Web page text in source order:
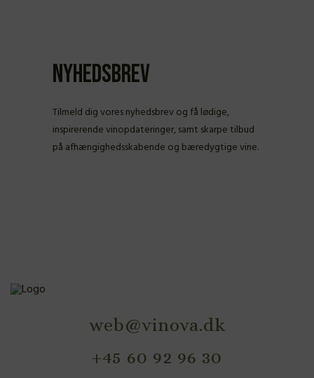
Nyhedsbrev
Tilmeld dig vores nyhedsbrev og få lødige,
inspirerende vinopdateringer, samt skarpe tilbud
på afhængighedsskabende og bæredygtige vine.
web@vinova.dk
+45 60 92 96 30